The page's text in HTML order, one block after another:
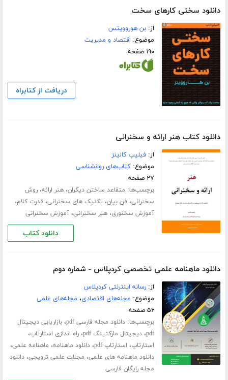
دانلود سختی کارهای سخت
از:بن هوروویتس
موضوع: اقتصاد و مدیریت
۱۹۰ صفحه
دریافت از کتابراه
دانلود کتاب هنر ارائه و سخنرانی
از:فیلیپ کالینز
موضوع:کتاب‌های روانشناسی
۲۷ صفحه
برچسب‌ها: متقاعد ساختن دیگران،هنر ارائه،روش
سخنرانی، فن بیان، تکنیک های سخنرانی، قدرت کلام،
آموزش سخنوری،هنر سخنرانی،آموزش سخنرانی
دانلود کتاب
دانلود ماهنامه علمی تخصصی کردپلاس - شماره دوم
از:رسانه اینترنتی کردپلاس
موضوع: مجله‌های اقتصادی، مجله‌های علمی
۵۶ صفحه
برچسب‌ها:دانلود مجله فارسی pdf ،بازاریابی دیجیتال
pdf،دیجیتال مارکتینگ pdf ،راه اندازی استارتاپ،
استارتاپ، استارتاپ pdf ،دانلود ماهنامه، ماهنامه علمی،
دانلود ماهنامه های علمی، مجلات علمی ترویجی،دانلود
مجله رایگان فارسی